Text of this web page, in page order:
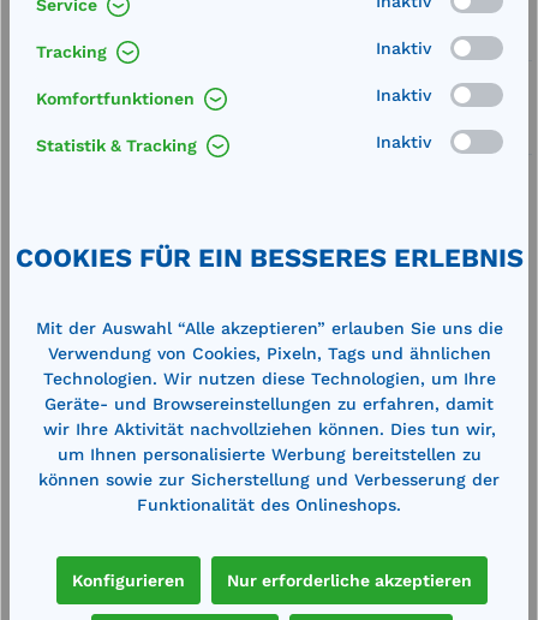
Lieferung frei Haus
aus Polyethylen, einwandig Farbe: orange
Technische Daten
Haben Sie Fragen?
Service
Tracking Inaktiv
Komfortfunktionen Inaktiv
Statistik & Tracking Inaktiv
COOKIES FÜR EIN BESSERES ERLEBNIS
Mit der Auswahl “Alle akzeptieren” erlauben Sie uns die
Verwendung von Cookies, Pixeln, Tags und ähnlichen
Technologien. Wir nutzen diese Technologien, um Ihre
Geräte- und Browsereinstellungen zu erfahren, damit
wir Ihre Aktivität nachvollziehen können. Dies tun wir,
um Ihnen personalisierte Werbung bereitstellen zu
können sowie zur Sicherstellung und Verbesserung der
Funktionalität des Onlineshops.
Konfigurieren Nur erforderliche akzeptieren